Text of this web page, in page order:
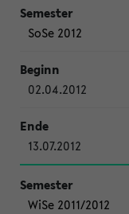
SoSe 2012
02.04.2012
13.07.2012
WiSe 2011/2012